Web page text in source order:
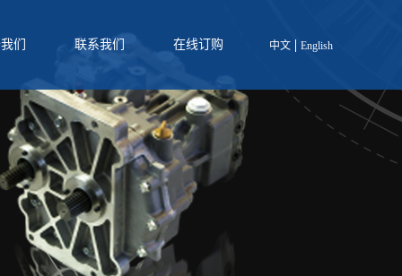
中文 English
们 联系我们 在线订购